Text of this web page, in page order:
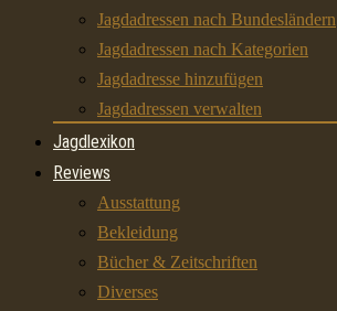
Jagdadressen nach Bundesländern
Jagdadressen nach Kategorien
Jagdadresse hinzufügen
Jagdadressen verwalten
Jagdlexikon
Reviews
Ausstattung
Bekleidung
Bücher & Zeitschriften
Diverses